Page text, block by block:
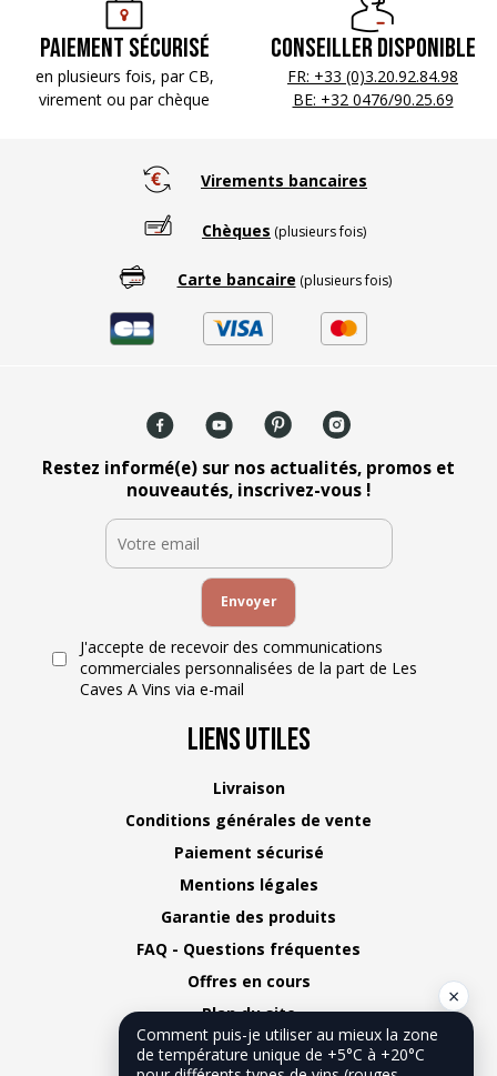
Paiement sécurisé
en plusieurs fois, par CB,
virement ou par chèque
Conseiller disponible
FR: +33 (0)3.20.92.84.98
BE: +32 0476/90.25.69
Virements bancaires
Chèques (plusieurs fois)
Carte bancaire (plusieurs fois)
Restez informé(e) sur nos actualités, promos et
nouveautés, inscrivez-vous !
J'accepte de recevoir des communications
commerciales personnalisées de la part de Les
Caves A Vins via e-mail
Liens Utiles
Livraison
Conditions générales de vente
Paiement sécurisé
Mentions légales
Garantie des produits
FAQ - Questions fréquentes
Offres en cours
Plan du site
Nous contacter
×
Comment puis-je utiliser au mieux la zone
de température unique de +5°C à +20°C